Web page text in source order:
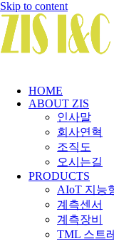
Skip to content
HOME
ABOUT ZIS
인사말
회사연혁
조직도
오시는길
PRODUCTS
AIoT 지능
계측센서
계측장비
TML 스트